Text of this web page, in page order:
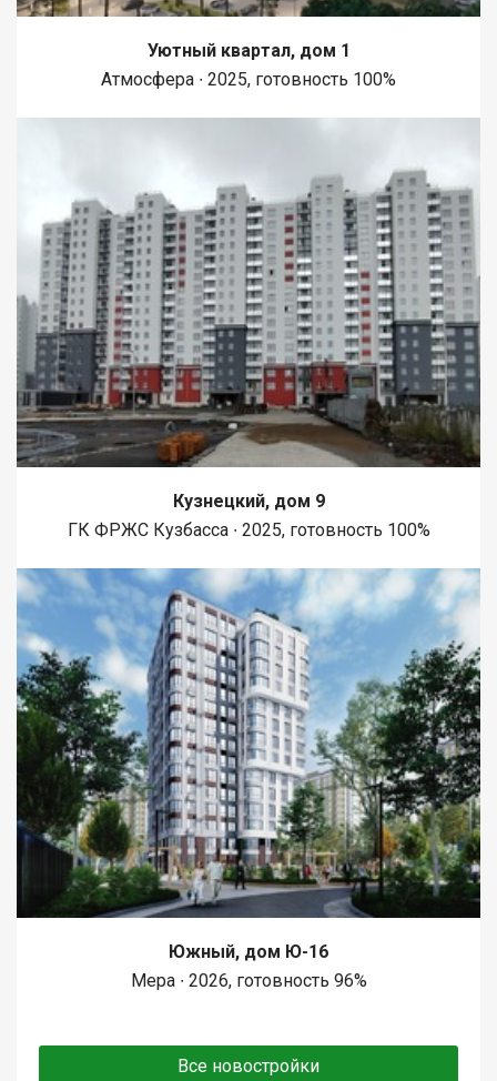
Уютный квартал, дом 1
Атмосфера ∙ 2025, готовность 100%
Кузнецкий, дом 9
ГК ФРЖС Кузбасса ∙ 2025, готовность 100%
Южный, дом Ю-16
Мера ∙ 2026, готовность 96%
Все новостройки